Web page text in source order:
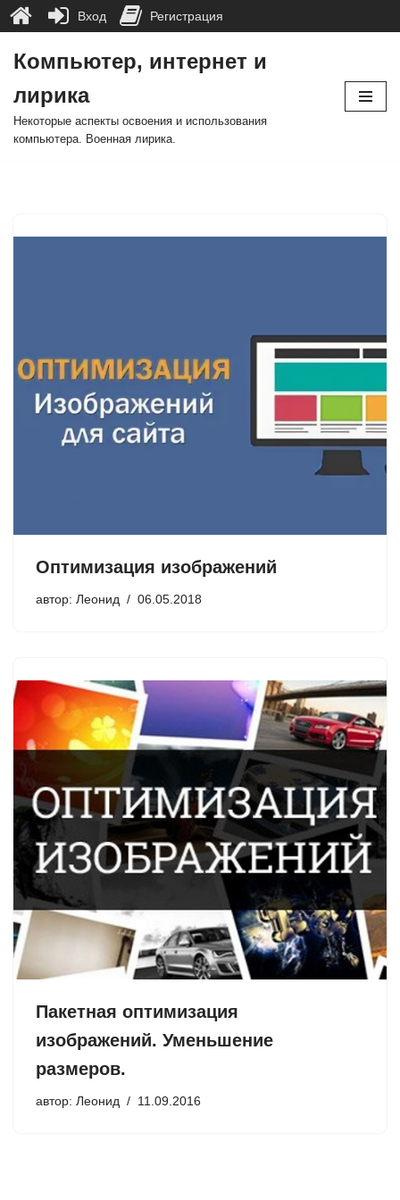
к
содержимому
Компьютер, интернет и
лирика
Некоторые аспекты освоения и использования
компьютера. Военная лирика.
Оптимизация изображений
автор: Леонид 06.05.2018
Пакетная оптимизация
изображений. Уменьшение
размеров.
автор: Леонид 11.09.2016
Вход Регистрация